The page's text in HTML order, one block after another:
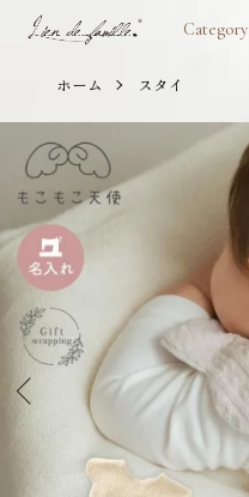
Category
ホーム スタイ